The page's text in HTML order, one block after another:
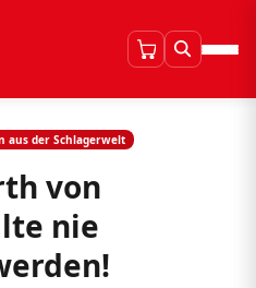
aus der Schlagerwelt
von
nie